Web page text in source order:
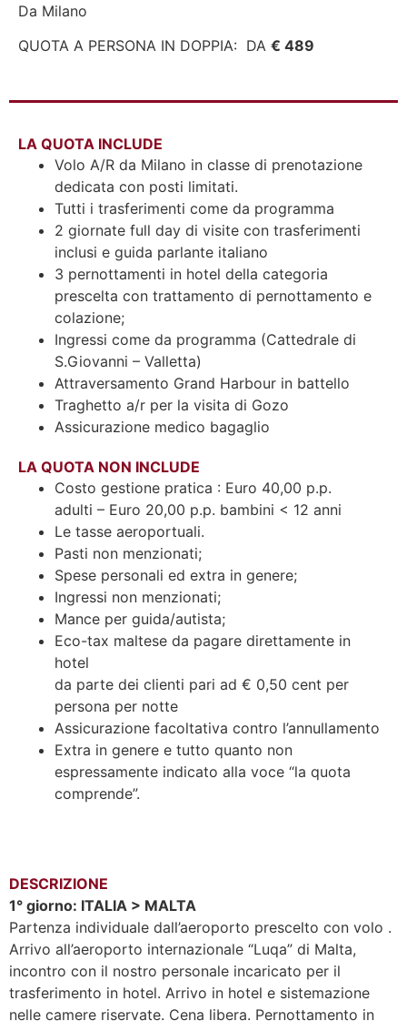
Da Milano
QUOTA A PERSONA IN DOPPIA: DA € 489
LA QUOTA INCLUDE
Volo A/R da Milano in classe di prenotazione
dedicata con posti limitati.
Tutti i trasferimenti come da programma
2 giornate full day di visite con trasferimenti
inclusi e guida parlante italiano
3 pernottamenti in hotel della categoria
prescelta con trattamento di pernottamento e
colazione;
Ingressi come da programma (Cattedrale di
S.Giovanni – Valletta)
Attraversamento Grand Harbour in battello
Traghetto a/r per la visita di Gozo
Assicurazione medico bagaglio
LA QUOTA NON INCLUDE
Costo gestione pratica : Euro 40,00 p.p.
adulti – Euro 20,00 p.p. bambini < 12 anni
Le tasse aeroportuali.
Pasti non menzionati;
Spese personali ed extra in genere;
Ingressi non menzionati;
Mance per guida/autista;
Eco-tax maltese da pagare direttamente in
hotel
da parte dei clienti pari ad € 0,50 cent per
persona per notte
Assicurazione facoltativa contro l’annullamento
Extra in genere e tutto quanto non
espressamente indicato alla voce “la quota
comprende”.
DESCRIZIONE
1° giorno: ITALIA > MALTA
Partenza individuale dall’aeroporto prescelto con volo .
Arrivo all’aeroporto internazionale “Luqa” di Malta,
incontro con il nostro personale incaricato per il
trasferimento in hotel. Arrivo in hotel e sistemazione
nelle camere riservate. Cena libera. Pernottamento in